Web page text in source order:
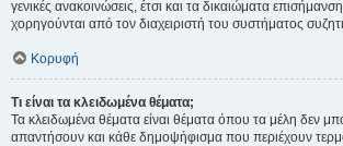
γενικές ανακοινώσεις, έτσι και τα δικαιώματα
χορηγούνται από τον διαχειριστή του συστήματος
Κορυφή
Τι είναι τα κλειδωμένα θέματα;
Τα κλειδωμένα θέματα είναι θέματα όπου τα μέλη δεν
απαντήσουν και κάθε δημοψήφισμα που περιέχουν